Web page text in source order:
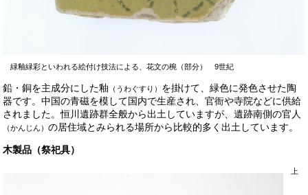
緑釉緑彩といわれる絵付け技法による、花文の椀（部分） 9世紀
鉛・銅を主成分にした釉 （うわぐすり） を掛けて、緑色に発色させた陶
器です。中国の青磁を模して国内で生産され、官衙や寺院などに供給
されました。恒川遺跡群全般から出土していますが、遺跡南側の官人
（かんじん）の居住域とみられる場所から比較的多く出土しています。
木製品（祭祀具）
上